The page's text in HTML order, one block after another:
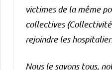
victimes de la même
collectives
rejoindre les
Nous le savons tous,